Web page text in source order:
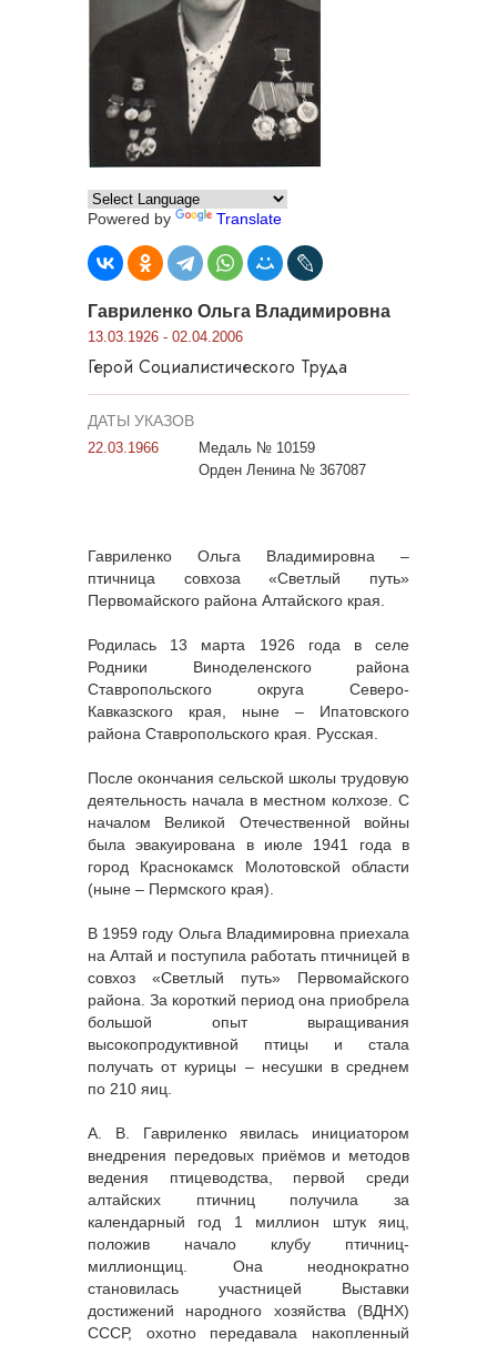
Powered by Translate
Гавриленко Ольга Владимировна
13.03.1926 - 02.04.2006
Герой Социалистического Труда
ДАТЫ УКАЗОВ
22.03.1966
Медаль № 10159
Орден Ленина № 367087
Гавриленко Ольга Владимировна –
птичница совхоза «Светлый путь»
Первомайского района Алтайского края.
Родилась 13 марта 1926 года в селе
Родники Виноделенского района
Ставропольского округа Северо-
Кавказского края, ныне – Ипатовского
района Ставропольского края. Русская.
После окончания сельской школы трудовую
деятельность начала в местном колхозе. С
началом Великой Отечественной войны
была эвакуирована в июле 1941 года в
город Краснокамск Молотовской области
(ныне – Пермского края).
В 1959 году Ольга Владимировна приехала
на Алтай и поступила работать птичницей в
совхоз «Светлый путь» Первомайского
района. За короткий период она приобрела
большой опыт выращивания
высокопродуктивной птицы и стала
получать от курицы – несушки в среднем
по 210 яиц.
А. В. Гавриленко явилась инициатором
внедрения передовых приёмов и методов
ведения птицеводства, первой среди
алтайских птичниц получила за
календарный год 1 миллион штук яиц,
положив начало клубу птичниц-
миллионщиц. Она неоднократно
становилась участницей Выставки
достижений народного хозяйства (ВДНХ)
СССР, охотно передавала накопленный